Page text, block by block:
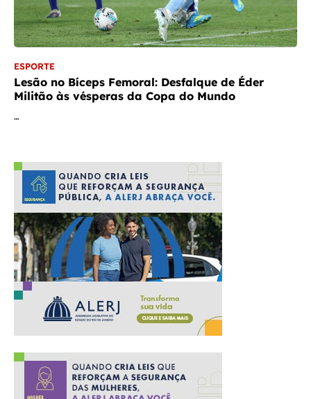
ESPORTE
Lesão no Bíceps Femoral: Desfalque de Éder
Militão às vésperas da Copa do Mundo
…